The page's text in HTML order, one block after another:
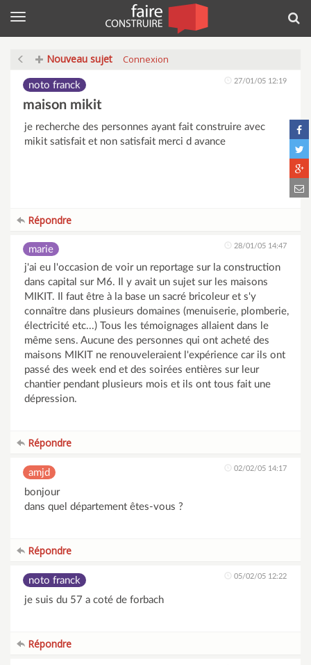
Menu
Nouveau sujet Connexion
noto franck 27/01/05 12:19
maison mikit
je recherche des personnes ayant fait construire avec
mikit satisfait et non satisfait merci d avance
Répondre
marie 28/01/05 14:47
j'ai eu l'occasion de voir un reportage sur la construction
dans capital sur M6. Il y avait un sujet sur les maisons
MIKIT. Il faut être à la base un sacré bricoleur et s'y
connaître dans plusieurs domaines (menuiserie, plomberie,
électricité etc...) Tous les témoignages allaient dans le
même sens. Aucune des personnes qui ont acheté des
maisons MIKIT ne renouveleraient l'expérience car ils ont
passé des week end et des soirées entières sur leur
chantier pendant plusieurs mois et ils ont tous fait une
dépression.
Répondre
amjd 02/02/05 14:17
bonjour
dans quel département êtes-vous ?
Répondre
noto franck 05/02/05 12:22
je suis du 57 a coté de forbach
Répondre